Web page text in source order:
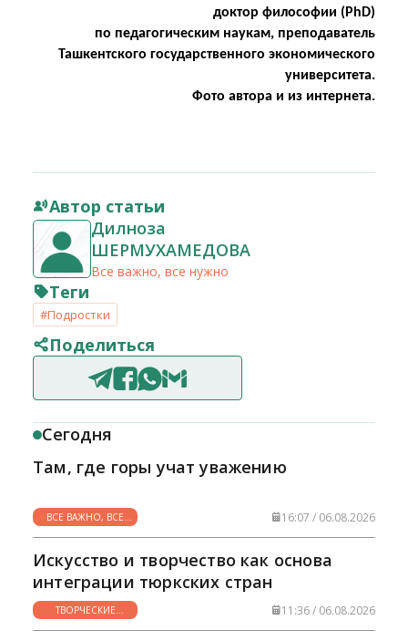
доктор философии (PhD)
по педагогическим наукам, преподаватель
Ташкентского государственного экономического
университета.
Фото автора и из интернета.
Автор статьи
Дилноза
ШЕРМУХАМЕДОВА
Все важно, все нужно
Теги
#Подростки
Поделиться
Сегодня
Там, где горы учат уважению
ВСЕ ВАЖНО, ВСЕ
НУЖНО
16:07 / 06.08.2026
Искусство и творчество как основа
интеграции тюркских стран
ТВОРЧЕСКИЕ
ГОРИЗОНТЫ
11:36 / 06.08.2026